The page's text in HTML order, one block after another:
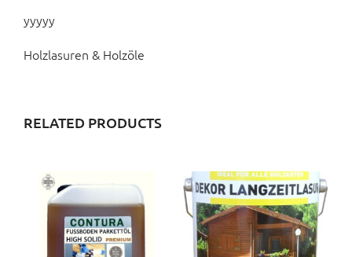
yyyyy
Holzlasuren & Holzöle
RELATED PRODUCTS